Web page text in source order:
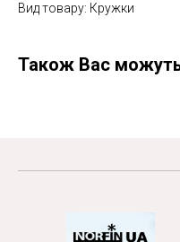
Вид товару: Кружки
Також Вас можуть